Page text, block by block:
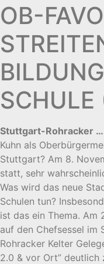
OB-
SCHULE
Stuttgart-Rohracker …
Kuhn als
Stuttgart? Am 8.
statt, sehr
Was wird das neue
Schulen tun?
ist das ein Thema.
auf den Chefsessel im
Rohracker Kelter
2.0 & vor Ort” deutlich